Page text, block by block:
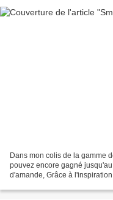
Dans mon colis de la gamme
pouvez encore gagné
d'amande, Grâce à